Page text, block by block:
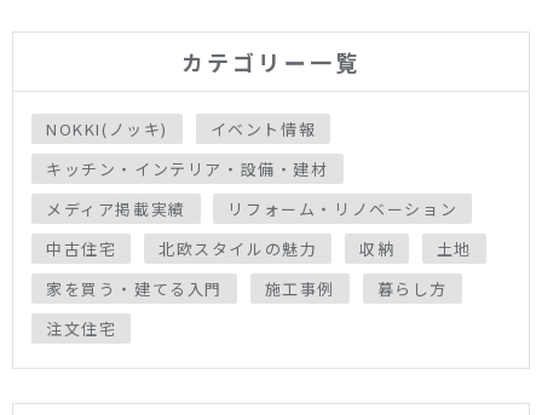
カテゴリー一覧
NOKKI(ノッキ)
イベント情報
キッチン・インテリア・設備・建材
メディア掲載実績
リフォーム・リノベーション
中古住宅
北欧スタイルの魅力 収納
土地
家を買う・建てる入門
施工事例
暮らし方
注文住宅